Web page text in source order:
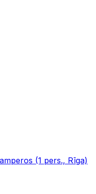
(1 pers., Rīga)